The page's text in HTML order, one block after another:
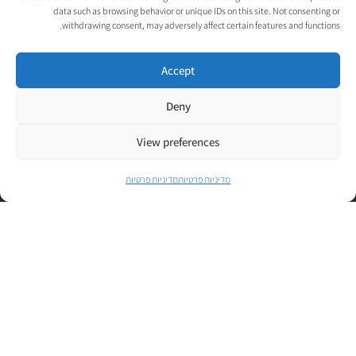
data such as browsing behavior or unique IDs on this site. Not consenting or
withdrawing consent, may adversely affect certain features and functions.
Accept
Deny
View preferences
מדיניות פרטיותמדיניות פרטיות
פברואר 2020
ינואר 2020